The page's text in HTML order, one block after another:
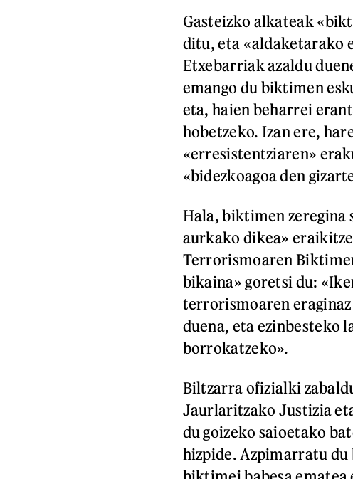
Gasteizko alkateak
ditu, eta «aldaketarako
Etxebarriak azaldu
emango du biktimen
eta, haien beharrei
hobetzeko. Izan ere,
«erresistentziaren»
«bidezkoagoa den
Hala, biktimen zeregina
aurkako dikea»
Terrorismoaren
bikaina» goretsi du:
terrorismoaren
duena, eta ezinbesteko
borrokatzeko».
Biltzarra ofizialki
Jaurlaritzako Justizia
du goizeko saioetako
hizpide. Azpimarratu du